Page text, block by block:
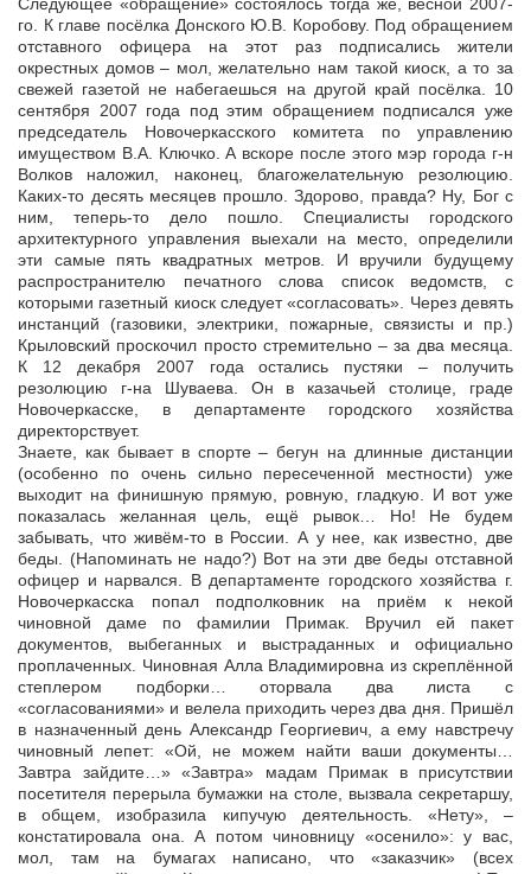
Следующее «обращение» состоялось тогда же, весной 2007-
го. К главе посёлка Донского Ю.В. Коробову. Под обращением
отставного офицера на этот раз подписались жители
окрестных домов – мол, желательно нам такой киоск, а то за
свежей газетой не набегаешься на другой край посёлка. 10
сентября 2007 года под этим обращением подписался уже
председатель Новочеркасского комитета по управлению
имуществом В.А. Ключко. А вскоре после этого мэр города г-н
Волков наложил, наконец, благожелательную резолюцию.
Каких-то десять месяцев прошло. Здорово, правда? Ну, Бог с
ним, теперь-то дело пошло. Специалисты городского
архитектурного управления выехали на место, определили
эти самые пять квадратных метров. И вручили будущему
распространителю печатного слова список ведомств, с
которыми газетный киоск следует «согласовать». Через девять
инстанций (газовики, электрики, пожарные, связисты и пр.)
Крыловский проскочил просто стремительно – за два месяца.
К 12 декабря 2007 года остались пустяки – получить
резолюцию г-на Шуваева. Он в казачьей столице, граде
Новочеркасске, в департаменте городского хозяйства
директорствует.
Знаете, как бывает в спорте – бегун на длинные дистанции
(особенно по очень сильно пересеченной местности) уже
выходит на финишную прямую, ровную, гладкую. И вот уже
показалась желанная цель, ещё рывок… Но! Не будем
забывать, что живём-то в России. А у нее, как известно, две
беды. (Напоминать не надо?) Вот на эти две беды отставной
офицер и нарвался. В департаменте городского хозяйства г.
Новочеркасска попал подполковник на приём к некой
чиновной даме по фамилии Примак. Вручил ей пакет
документов, выбеганных и выстраданных и официально
проплаченных. Чиновная Алла Владимировна из скреплённой
степлером подборки… оторвала два листа с
«согласованиями» и велела приходить через два дня. Пришёл
в назначенный день Александр Георгиевич, а ему навстречу
чиновный лепет: «Ой, не можем найти ваши документы…
Завтра зайдите…» «Завтра» мадам Примак в присутствии
посетителя перерыла бумажки на столе, вызвала секретаршу,
в общем, изобразила кипучую деятельность. «Нету», –
констатировала она. А потом чиновницу «осенило»: у вас,
мол, там на бумагах написано, что «заказчик» (всех